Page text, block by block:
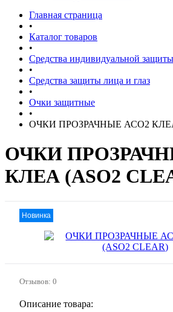
Главная страница
•
Каталог товаров
•
Средства индивидуальной защиты
•
Средства защиты лица и глаз
•
Очки защитные
•
ОЧКИ ПРОЗРАЧНЫЕ АСО2 КЛЕА
ОЧКИ
КЛЕА (ASO2
Новинка
Отзывов: 0
Описание товара: